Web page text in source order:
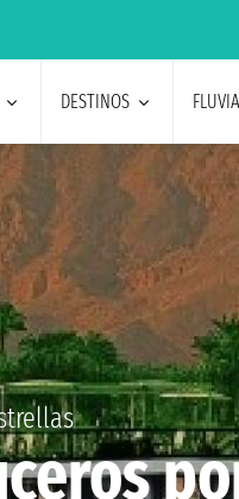
DESTINOS